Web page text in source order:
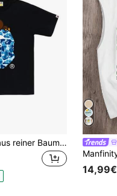
Unisex-T-Shirt aus reiner Baumwolle mit blauem Camouflage-Affen-Print im Retro-Stil, ideal für den Sommer. Klassischer Urban-Style.
14,99€